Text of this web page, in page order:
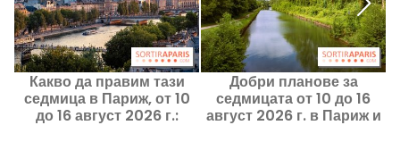
Какво да правим тази
седмица в Париж, от 10
до 16 август 2026 г.:
Добри планове за
седмицата от 10 до 16
август 2026 г. в Париж и